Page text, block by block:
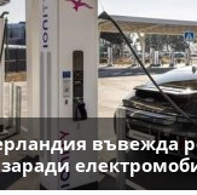
въвежда
заради